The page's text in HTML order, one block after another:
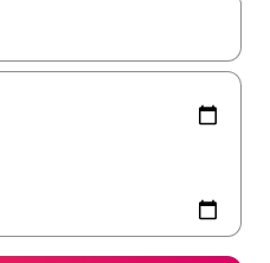
zijn, maak je een keuze